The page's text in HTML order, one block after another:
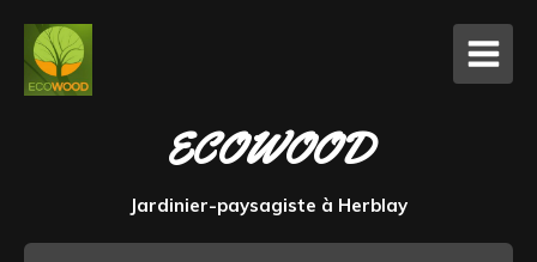
ECOWOOD
Jardinier-paysagiste à Herblay